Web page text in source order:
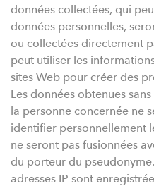
données collectées, qui
données personnelles,
ou collectées directement
peut utiliser les
sites Web pour créer des
Les données obtenues
la personne concernée ne
identifier personnellement
ne seront pas fusionnées
du porteur du
adresses IP sont